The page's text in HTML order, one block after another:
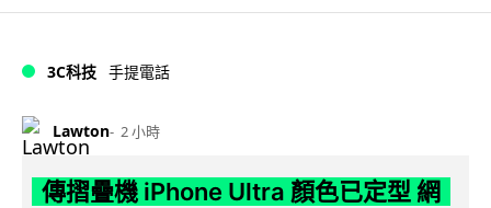
3C科技 手提電話
Lawton 2 小時
傳摺疊機 iPhone Ultra 顏色已定型 網